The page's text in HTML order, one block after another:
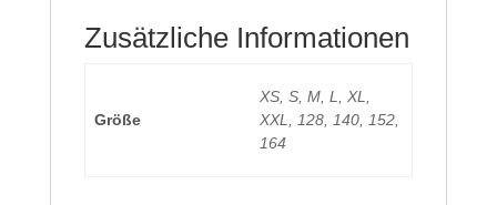
Zusätzliche Informationen
Größe
XS, S, M, L, XL,
XXL, 128, 140, 152,
164